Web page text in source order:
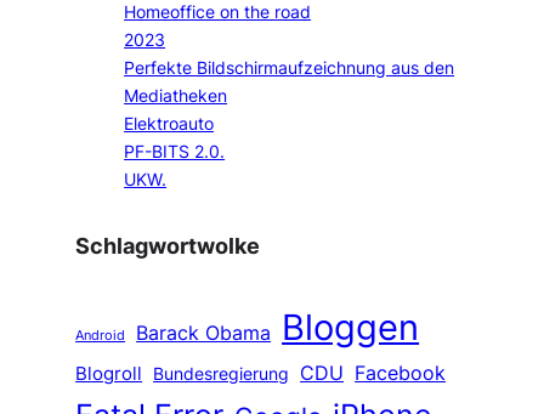
Homeoffice on the road
2023
Perfekte Bildschirmaufzeichnung aus den
Mediatheken
Elektroauto
PF-BITS 2.0.
UKW.
Schlagwortwolke
Android Barack Obama Bloggen
Blogroll Bundesregierung CDU Facebook